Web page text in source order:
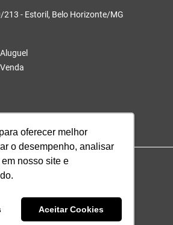
oferecer melhor
o desempenho, analisar
nosso site e
Aceitar Cookies
213 - Estoril, Belo Horizonte/MG
porUniversal Software.